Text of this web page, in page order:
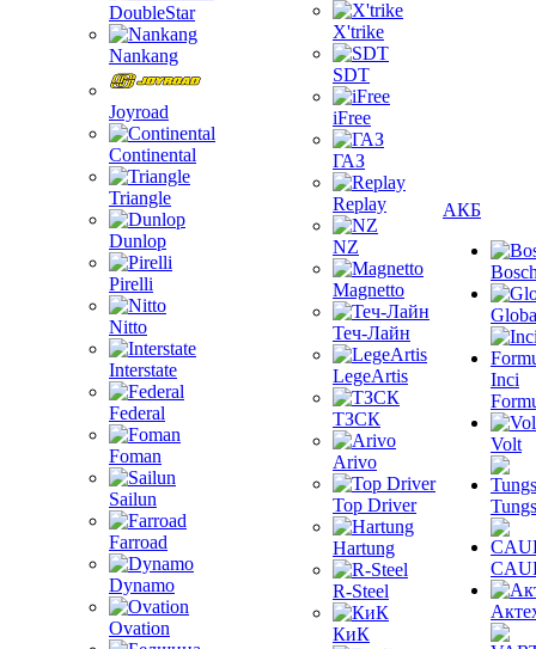
DoubleStar
Nankang
Joyroad
Continental
Triangle
Dunlop
Pirelli
Nitto
Interstate
Federal
Foman
Sailun
Farroad
Dynamo
Ovation
X'trike
SDT
iFree
ГАЗ
Replay
NZ
Magnetto
Теч-Лайн
LegeArtis
ТЗСК
Arivo
Top Driver
Hartung
R-Steel
КиК
АКБ
Inci
Volt